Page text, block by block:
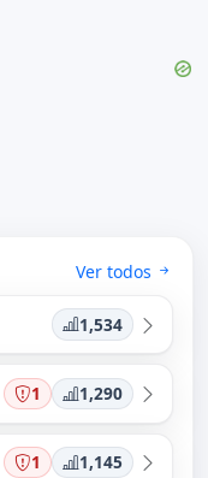
Ver todos
1,534
1 1,290
1 1,145